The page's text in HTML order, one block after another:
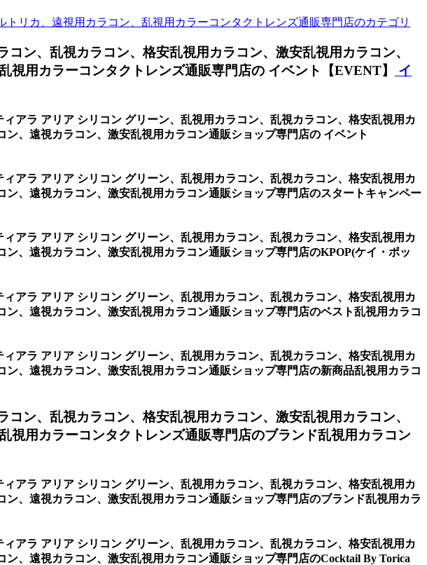
リカ、遠視用カラコン、乱視用カラーコンタクトレンズ通販専門店のカテゴリ
コン、乱視カラコン、格安乱視用カラコン、激安乱視用カラコン、
用カラーコンタクトレンズ通販専門店の イベント【EVENT】
イ
ィアラ アリア シリコン グリーン、乱視用カラコン、乱視カラコン、格安乱視用カ
、遠視カラコン、激安乱視用カラコン通販ショップ専門店の イベント
ィアラ アリア シリコン グリーン、乱視用カラコン、乱視カラコン、格安乱視用カ
、遠視カラコン、激安乱視用カラコン通販ショップ専門店のスタートキャンペー
ィアラ アリア シリコン グリーン、乱視用カラコン、乱視カラコン、格安乱視用カ
、遠視カラコン、激安乱視用カラコン通販ショップ専門店のKPOP(ケイ・ポッ
ィアラ アリア シリコン グリーン、乱視用カラコン、乱視カラコン、格安乱視用カ
、遠視カラコン、激安乱視用カラコン通販ショップ専門店のベスト乱視用カラコ
ィアラ アリア シリコン グリーン、乱視用カラコン、乱視カラコン、格安乱視用カ
、遠視カラコン、激安乱視用カラコン通販ショップ専門店の新商品乱視用カラコ
コン、乱視カラコン、格安乱視用カラコン、激安乱視用カラコン、
用カラーコンタクトレンズ通販専門店のブランド乱視用カラコン
ィアラ アリア シリコン グリーン、乱視用カラコン、乱視カラコン、格安乱視用カ
、遠視カラコン、激安乱視用カラコン通販ショップ専門店のブランド乱視用カラ
ィアラ アリア シリコン グリーン、乱視用カラコン、乱視カラコン、格安乱視用カ
、遠視カラコン、激安乱視用カラコン通販ショップ専門店のCocktail By Torica